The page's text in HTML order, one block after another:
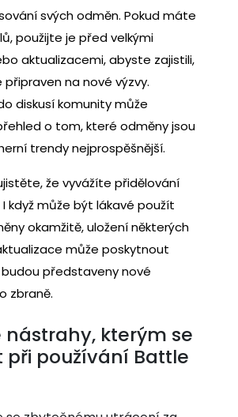
svých odměn. Pokud máte
použijte je před velkými
aktualizacemi, abyste zajistili,
připraven na nové výzvy.
diskusí komunity může
o tom, které odměny jsou
trendy nejprospěšnější.
že vyvážíte přidělování
když může být lákavé použít
okamžitě, uložení některých
může poskytnout
budou představeny nové
zbraně.
nástrahy, kterým se
používání Battle